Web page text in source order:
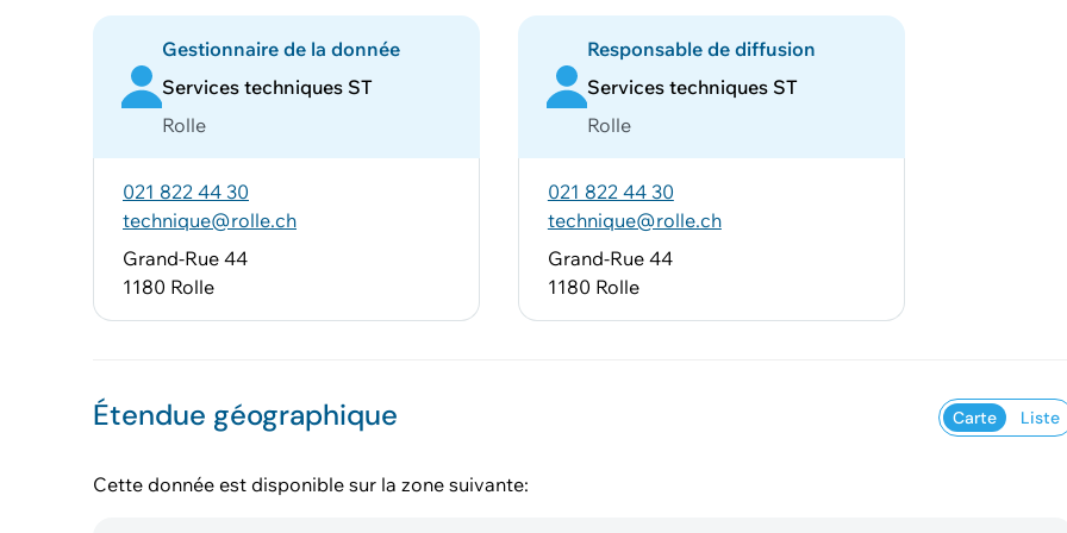
Gestionnaire de la donnée
Services techniques ST
Rolle
021 822 44 30
technique@rolle.ch
Grand-Rue 44
1180 Rolle
Responsable de diffusion
Services techniques ST
Rolle
021 822 44 30
technique@rolle.ch
Grand-Rue 44
1180 Rolle
Carte Liste
Étendue géographique
Cette donnée est disponible sur la zone suivante: